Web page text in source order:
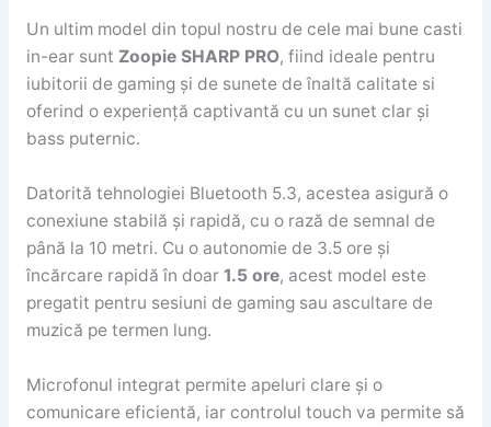
Un ultim model din topul nostru de cele mai bune casti
in-ear sunt Zoopie SHARP PRO, fiind ideale pentru
iubitorii de gaming și de sunete de înaltă calitate si
oferind o experiență captivantă cu un sunet clar și
bass puternic.
Datorită tehnologiei Bluetooth 5.3, acestea asigură o
conexiune stabilă și rapidă, cu o rază de semnal de
până la 10 metri. Cu o autonomie de 3.5 ore și
încărcare rapidă în doar 1.5 ore, acest model este
pregatit pentru sesiuni de gaming sau ascultare de
muzică pe termen lung.
Microfonul integrat permite apeluri clare și o
comunicare eficientă, iar controlul touch va permite să